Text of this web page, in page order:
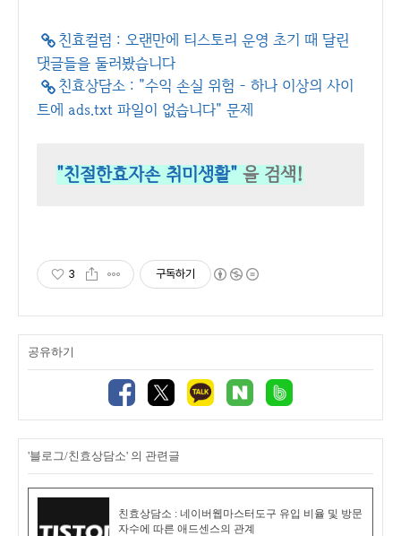
친효컬럼 : 오랜만에 티스토리 운영 초기 때 달린
댓글들을 둘러봤습니다
친효상담소 : "수익 손실 위험 - 하나 이상의 사이
트에 ads.txt 파일이 없습니다" 문제
"친절한효자손 취미생활" 을 검색!
3 구독하기
공유하기
'블로그/친효상담소' 의 관련글
친효상담소 : 네이버웹마스터도구 유입 비율 및 방문
자수에 따른 애드센스의 관계